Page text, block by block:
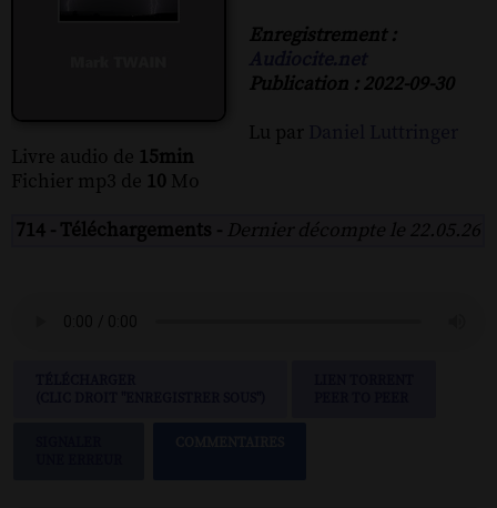
Enregistrement :
Publication : 2022-09-30
Lu par
Livre audio de 15min
Fichier mp3 de 10 Mo
714 - Téléchargements - Dernier décompte le 22.05.26